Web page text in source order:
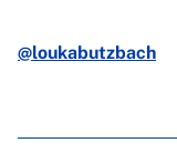
@loukabutzbach